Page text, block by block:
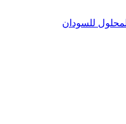
للسودان